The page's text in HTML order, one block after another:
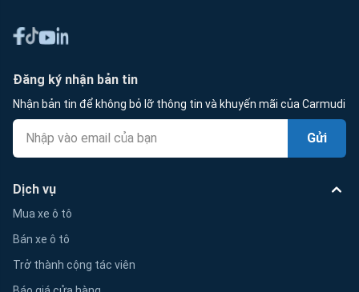
Đăng ký nhận bản tin
Nhận bản tin để không bỏ lỡ thông tin và khuyến mãi của Carmudi
Gửi
Dịch vụ
Mua xe ô tô
Bán xe ô tô
Trở thành cộng tác viên